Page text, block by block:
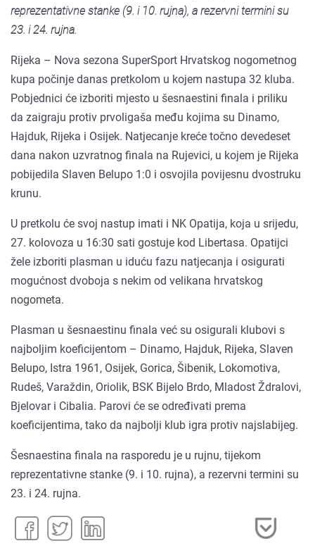
reprezentativne stanke (9. i 10. rujna), a rezervni termini su
23. i 24. rujna.
Rijeka – Nova sezona SuperSport Hrvatskog nogometnog
kupa počinje danas pretkolom u kojem nastupa 32 kluba.
Pobjednici će izboriti mjesto u šesnaestini finala i priliku
da zaigraju protiv prvoligaša među kojima su Dinamo,
Hajduk, Rijeka i Osijek. Natjecanje kreće točno devedeset
dana nakon uzvratnog finala na Rujevici, u kojem je Rijeka
pobijedila Slaven Belupo 1:0 i osvojila povijesnu dvostruku
krunu.
U pretkolu će svoj nastup imati i NK Opatija, koja u srijedu,
27. kolovoza u 16:30 sati gostuje kod Libertasa. Opatijci
žele izboriti plasman u iduću fazu natjecanja i osigurati
mogućnost dvoboja s nekim od velikana hrvatskog
nogometa.
Plasman u šesnaestinu finala već su osigurali klubovi s
najboljim koeficijentom – Dinamo, Hajduk, Rijeka, Slaven
Belupo, Istra 1961, Osijek, Gorica, Šibenik, Lokomotiva,
Rudeš, Varaždin, Oriolik, BSK Bijelo Brdo, Mladost Ždralovi,
Bjelovar i Cibalia. Parovi će se određivati prema
koeficijentima, tako da najbolji klub igra protiv najslabijeg.
Šesnaestina finala na rasporedu je u rujnu, tijekom
reprezentativne stanke (9. i 10. rujna), a rezervni termini su
23. i 24. rujna.